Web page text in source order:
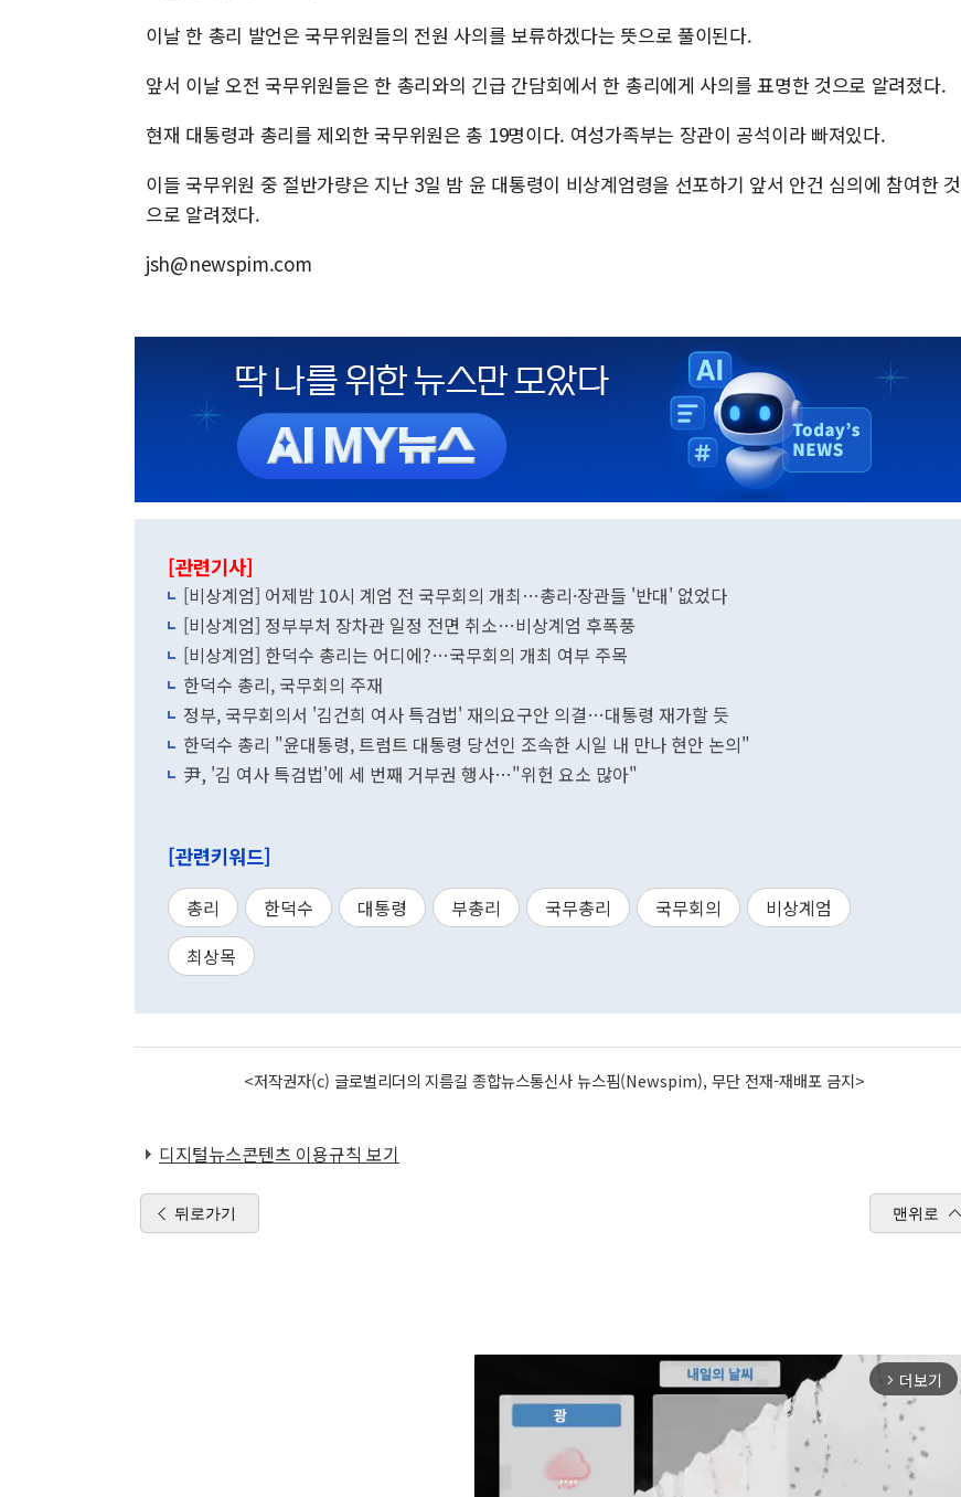
이날 한 총리 발언은 국무위원들의 전원 사의를 보류하겠다는 뜻으로 풀이된다.
앞서 이날 오전 국무위원들은 한 총리와의 긴급 간담회에서 한 총리에게 사의를 표명한 것으로 알려졌다.
현재 대통령과 총리를 제외한 국무위원은 총 19명이다. 여성가족부는 장관이 공석이라 빠져있다.
이들 국무위원 중 절반가량은 지난 3일 밤 윤 대통령이 비상계엄령을 선포하기 앞서 안건 심의에 참여한 것
으로 알려졌다.
jsh@newspim.com
[관련기사]
[비상계엄] 어제밤 10시 계엄 전 국무회의 개최…총리·장관들 '반대' 없었다
[비상계엄] 정부부처 장차관 일정 전면 취소…비상계엄 후폭풍
[비상계엄] 한덕수 총리는 어디에?…국무회의 개최 여부 주목
한덕수 총리, 국무회의 주재
정부, 국무회의서 '김건희 여사 특검법' 재의요구안 의결…대통령 재가할 듯
한덕수 총리 "윤대통령, 트럼트 대통령 당선인 조속한 시일 내 만나 현안 논의"
尹, '김 여사 특검법'에 세 번째 거부권 행사…"위헌 요소 많아"
[관련키워드]
총리 한덕수 대통령 부총리 국무총리 국무회의
비상계엄
최상목
<저작권자(c) 글로벌리더의 지름길 종합뉴스통신사 뉴스핌(Newspim), 무단 전재-재배포 금지>
디지털뉴스콘텐츠 이용규칙 보기
뒤로가기 맨위로
arrow_forward_ios 더보기